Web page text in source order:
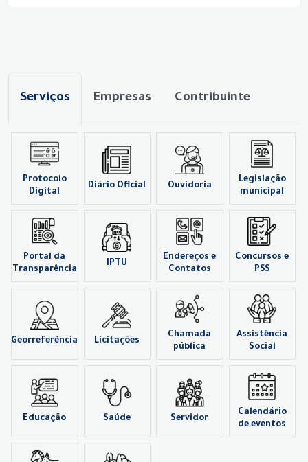
Serviços Empresas Contribuinte
Protocolo
Digital
Diário Oficial Ouvidoria
Legislação
municipal
Portal da
Transparência
IPTU
Endereços e
Contatos
Concursos e
PSS
Georreferência Licitações
Chamada
pública
Assistência
Social
Educação Saúde Servidor
Calendário
de eventos